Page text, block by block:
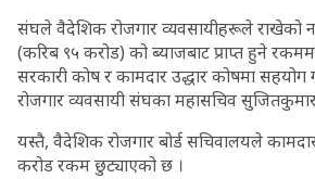
संघले वैदेशिक रोजगार व्यवसायीहरूले राखेको
(करिब ९५ करोड) को ब्याजबाट प्राप्त हुने
सरकारी कोष र कामदार उद्धार कोषमा सहयोग
रोजगार व्यवसायी संघका महासचिव सुजितकुमार
यस्तै, वैदेशिक रोजगार बोर्ड सचिवालयले
करोड रकम छुट्याएको छ ।